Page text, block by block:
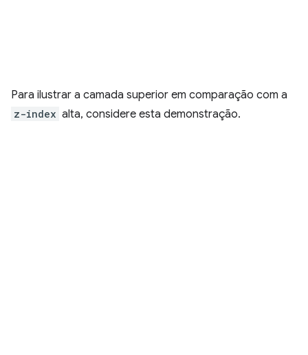
Para ilustrar a camada superior em comparação com a
z-index alta, considere esta demonstração.